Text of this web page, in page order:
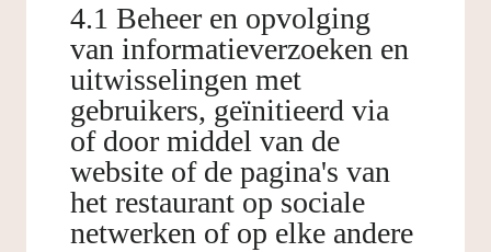
4.1 Beheer en opvolging
van informatieverzoeken en
uitwisselingen met
gebruikers, geïnitieerd via
of door middel van de
website of de pagina's van
het restaurant op sociale
netwerken of op elke andere